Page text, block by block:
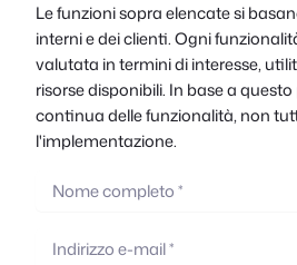
Le funzioni sopra elencate si
interni e dei clienti. Ogni
valutata in termini di interesse,
risorse disponibili. In base a
continua delle funzionalità, non
l'implementazione.